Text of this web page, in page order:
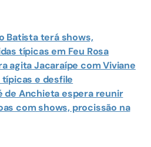
Batista terá shows,
típicas em Feu Rosa
agita Jacaraípe com Viviane
e desfile
de Anchieta espera reunir
com shows, procissão na